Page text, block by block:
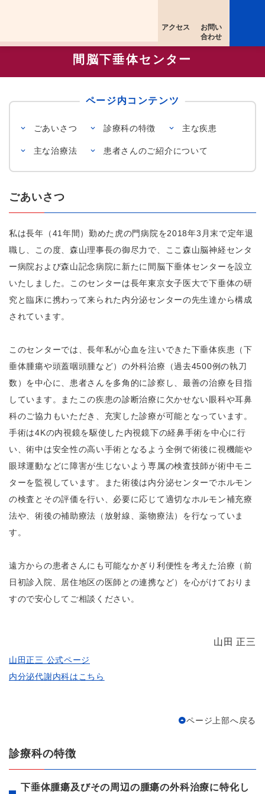
アクセス
お問い
合わせ
間脳下垂体センター
ページ内コンテンツ
ごあいさつ 診療科の特徴 主な疾患
主な治療法 患者さんのご紹介について
ごあいさつ
私は長年（41年間）勤めた虎の門病院を2018年3月末で定年退
職し、この度、森山理事長の御尽力で、ここ森山脳神経センタ
ー病院および森山記念病院に新たに間脳下垂体センターを設立
いたしました。このセンターは長年東京女子医大で下垂体の研
究と臨床に携わって来られた内分泌センターの先生達から構成
されています。
このセンターでは、長年私が心血を注いできた下垂体疾患（下
垂体腫瘍や頭蓋咽頭腫など）の外科治療（過去4500例の執刀
数）を中心に、患者さんを多角的に診察し、最善の治療を目指
しています。またこの疾患の診断治療に欠かせない眼科や耳鼻
科のご協力もいただき、充実した診療が可能となっています。
手術は4Kの内視鏡を駆使した内視鏡下の経鼻手術を中心に行
い、術中は安全性の高い手術となるよう全例で術後に視機能や
眼球運動などに障害が生じないよう専属の検査技師が術中モニ
ターを監視しています。また術後は内分泌センターでホルモン
の検査とその評価を行い、必要に応じて適切なホルモン補充療
法や、術後の補助療法（放射線、薬物療法）を行なっていま
す。
遠方からの患者さんにも可能なかぎり利便性を考えた治療（前
日初診入院、居住地区の医師との連携など）を心がけておりま
すので安心してご相談ください。
山田 正三
山田正三 公式ページ
内分泌代謝内科はこちら
ページ上部へ戻る
診療科の特徴
下垂体腫瘍及びその周辺の腫瘍の外科治療に特化し